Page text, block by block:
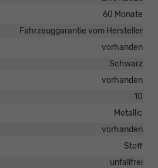
60 Monate
Fahrzeuggarantie vom Hersteller
vorhanden
Schwarz
vorhanden
10
Metallic
vorhanden
Stoff
unfallfrei